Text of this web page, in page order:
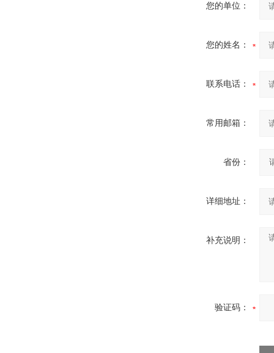
您的单位：
您的姓名：
联系电话：
常用邮箱：
省份：
详细地址：
补充说明：
验证码：